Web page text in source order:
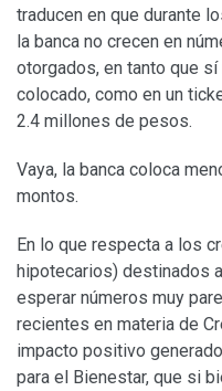
traducen en que durante
la banca no crecen en
otorgados, en tanto que
colocado, como en un
2.4 millones de pesos.
Vaya, la banca coloca
montos.
En lo que respecta a los
hipotecarios) destinados
esperar números muy
recientes en materia de
impacto positivo
para el Bienestar, que si